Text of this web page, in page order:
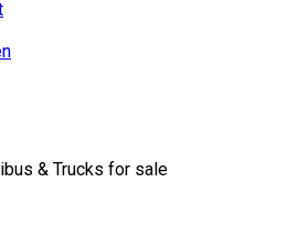
& Trucks for sale